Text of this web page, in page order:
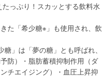
っぷり！スカッとする飲料水
た「希少糖※」も使用され、飲
」は「夢の糖」とも呼ばれ、
防）・脂肪蓄積抑制作用（ダ
チエイジング）・血圧上昇抑